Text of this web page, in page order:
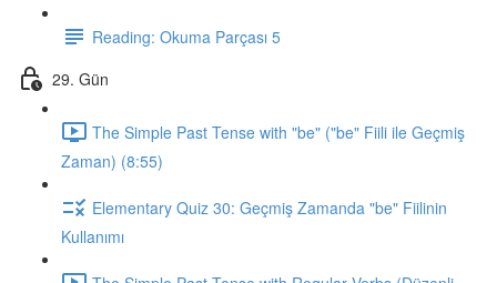
Reading: Okuma Parçası 5
29. Gün
The Simple Past Tense with "be" ("be" Fiili ile Geçmiş
Zaman) (8:55)
Elementary Quiz 30: Geçmiş Zamanda "be" Fiilinin
Kullanımı